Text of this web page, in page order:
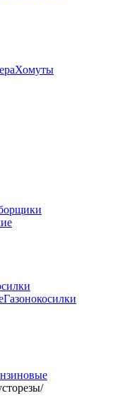
Хомуты
Газонокосилки
/